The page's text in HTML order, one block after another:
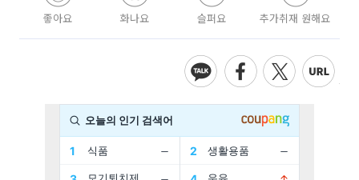
좋아요 화나요 슬퍼요 추가취재 원해요